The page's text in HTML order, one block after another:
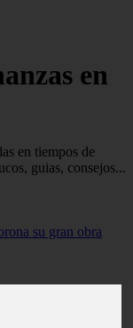
en
en tiempos de
guias, consejos...